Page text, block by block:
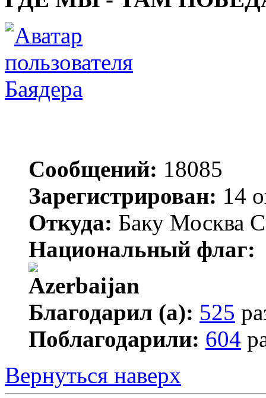
Баядера
Сообщений: 18085
Зарегистрирован: 14
Откуда: Баку Москва
Национальный флаг:
Благодарил (а): 525
Поблагодарили: 604
Вернуться наверх